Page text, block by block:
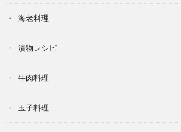
海老料理
漬物レシピ
牛肉料理
玉子料理